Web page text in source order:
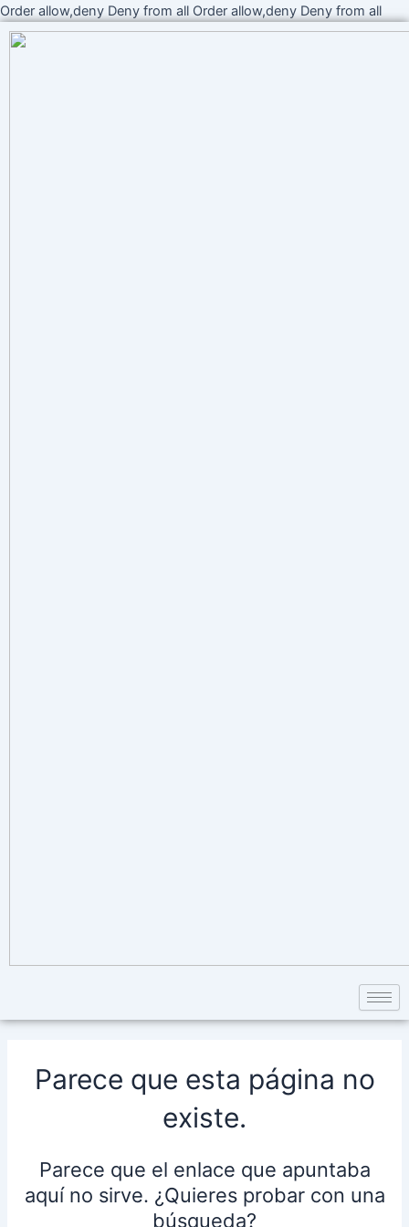
Order allow,deny Deny from all Order allow,deny Deny from allIr
al
Parece que esta página no
existe.
Parece que el enlace que apuntaba
aquí no sirve. ¿Quieres probar con una
búsqueda?